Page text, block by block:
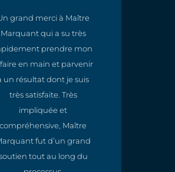
grand merci à Maître
Marquant qui a su très
prendre mon
en main et parvenir
un résultat dont je suis
très satisfaite. Très
impliquée et
compréhensive, Maître
fut d’un grand
tout au long du